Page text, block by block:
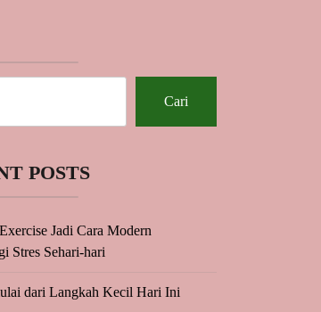
Cari
POSTS
Jadi Cara Modern
Stres Sehari-hari
dari Langkah Kecil Hari Ini